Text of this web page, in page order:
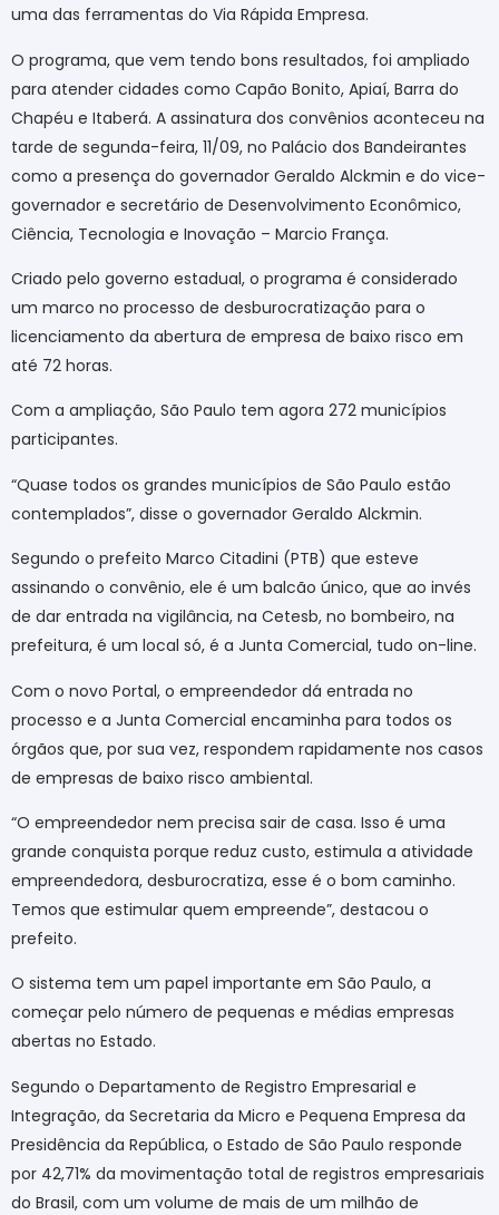
uma das ferramentas do Via Rápida Empresa.
O programa, que vem tendo bons resultados, foi ampliado
para atender cidades como Capão Bonito, Apiaí, Barra do
Chapéu e Itaberá. A assinatura dos convênios aconteceu na
tarde de segunda-feira, 11/09, no Palácio dos Bandeirantes
como a presença do governador Geraldo Alckmin e do vice-
governador e secretário de Desenvolvimento Econômico,
Ciência, Tecnologia e Inovação – Marcio França.
Criado pelo governo estadual, o programa é considerado
um marco no processo de desburocratização para o
licenciamento da abertura de empresa de baixo risco em
até 72 horas.
Com a ampliação, São Paulo tem agora 272 municípios
participantes.
“Quase todos os grandes municípios de São Paulo estão
contemplados”, disse o governador Geraldo Alckmin.
Segundo o prefeito Marco Citadini (PTB) que esteve
assinando o convênio, ele é um balcão único, que ao invés
de dar entrada na vigilância, na Cetesb, no bombeiro, na
prefeitura, é um local só, é a Junta Comercial, tudo on-line.
Com o novo Portal, o empreendedor dá entrada no
processo e a Junta Comercial encaminha para todos os
órgãos que, por sua vez, respondem rapidamente nos casos
de empresas de baixo risco ambiental.
“O empreendedor nem precisa sair de casa. Isso é uma
grande conquista porque reduz custo, estimula a atividade
empreendedora, desburocratiza, esse é o bom caminho.
Temos que estimular quem empreende”, destacou o
prefeito.
O sistema tem um papel importante em São Paulo, a
começar pelo número de pequenas e médias empresas
abertas no Estado.
Segundo o Departamento de Registro Empresarial e
Integração, da Secretaria da Micro e Pequena Empresa da
Presidência da República, o Estado de São Paulo responde
por 42,71% da movimentação total de registros empresariais
do Brasil, com um volume de mais de um milhão de